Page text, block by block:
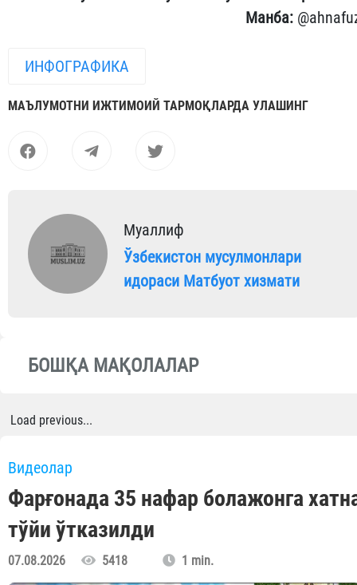
Манба:
ИНФОГРАФИКА
МАЪЛУМОТНИ ИЖТИМОИЙ ТАРМОҚЛАРДА УЛАШИНГ
Муаллиф
Ўзбекистон мусулмонлари
идораси Матбуот хизмати
БОШҚА МАҚОЛАЛАР
Load previous...
Видеолар
Фарғонада 35 нафар болажонга
тўйи ўтказилди
07.08.2026 5418 1 min.